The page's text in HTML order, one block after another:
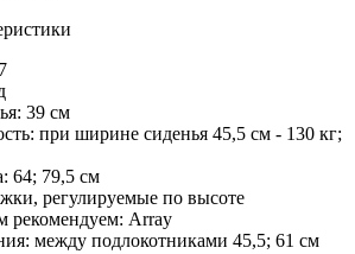
39 см
при ширине сиденья 45,5 см - 130 кг;
64; 79,5 см
регулируемые по высоте
рекомендуем: Array
между подлокотниками 45,5; 61 см